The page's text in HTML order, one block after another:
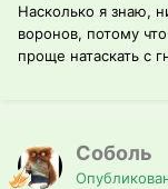
Насколько я знаю,
воронов, потому
проще натаскать с
Соболь